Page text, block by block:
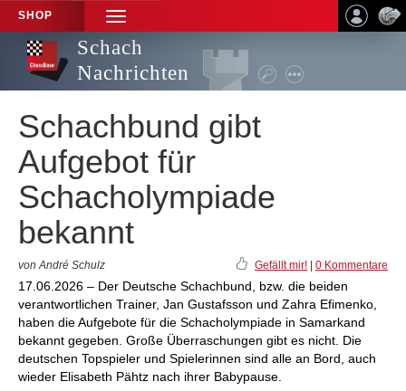
SHOP
TOGGLE
NAVIGATION
Schach
Nachrichten
Schachbund gibt
Aufgebot für
Schacholympiade
bekannt
von André Schulz Gefällt mir! 0 Kommentare
17.06.2026 – Der Deutsche Schachbund, bzw. die beiden
verantwortlichen Trainer, Jan Gustafsson und Zahra Efimenko,
haben die Aufgebote für die Schacholympiade in Samarkand
bekannt gegeben. Große Überraschungen gibt es nicht. Die
deutschen Topspieler und Spielerinnen sind alle an Bord, auch
wieder Elisabeth Pähtz nach ihrer Babypause.